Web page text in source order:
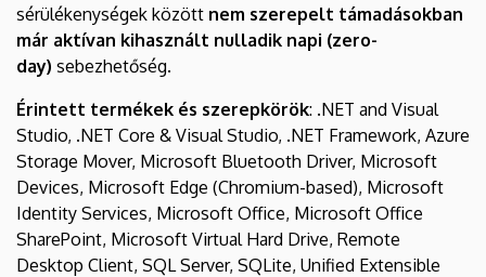
sérülékenységek között nem szerepelt támadásokban
már aktívan kihasznált nulladik napi (zero-
day) sebezhetőség.
Érintett termékek és szerepkörök: .NET and Visual
Studio, .NET Core & Visual Studio, .NET Framework, Azure
Storage Mover, Microsoft Bluetooth Driver, Microsoft
Devices, Microsoft Edge (Chromium-based), Microsoft
Identity Services, Microsoft Office, Microsoft Office
SharePoint, Microsoft Virtual Hard Drive, Remote
Desktop Client, SQL Server, SQLite, Unified Extensible